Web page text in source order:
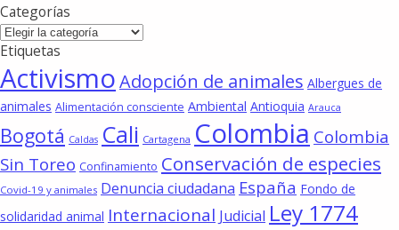
Categorías
Categorías
Etiquetas
ActivismoAdopción de animales Albergues de
animales Alimentación consciente Ambiental Antioquia Arauca
Bogotá Caldas Cali Cartagena Colombia Colombia
Sin Toreo Confinamiento Conservación de especies
Covid-19 y animales Denuncia ciudadana España Fondo de
solidaridad animal Internacional Judicial Ley 1774